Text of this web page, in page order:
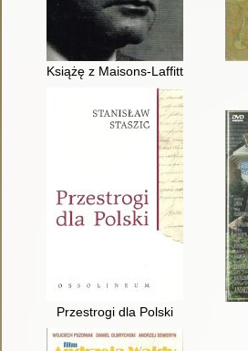
Książę z Maisons-Laffitte
Przestrogi dla Polski